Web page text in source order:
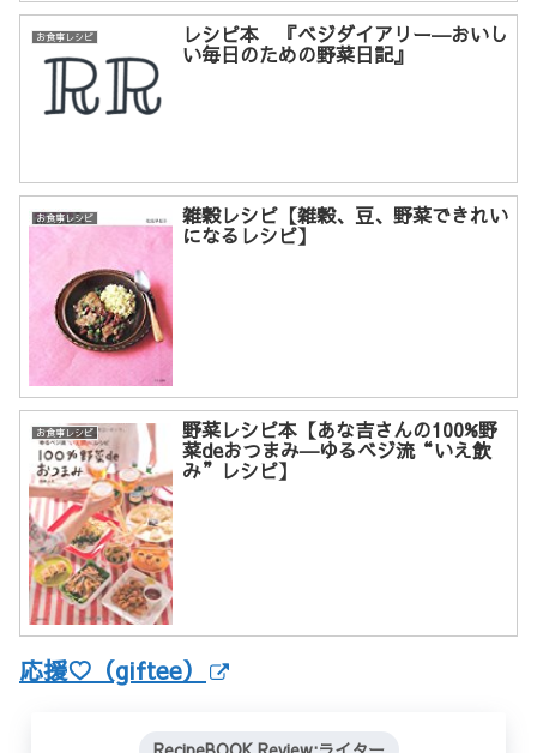
お食事レシピ レシピ本 『ベジダイアリー―おいし
い毎日のための野菜日記』
お食事レシピ 雑穀レシピ【雑穀、豆、野菜できれい
になるレシピ】
お食事レシピ 野菜レシピ本【あな吉さんの100%野
菜deおつまみ―ゆるベジ流“いえ飲
み”レシピ】
応援♡（giftee）